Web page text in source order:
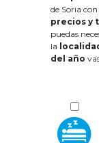
de Soria con
precios y
puedas
la
del año